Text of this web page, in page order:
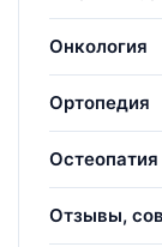
Онкология
Ортопедия
Остеопатия
Отзывы,